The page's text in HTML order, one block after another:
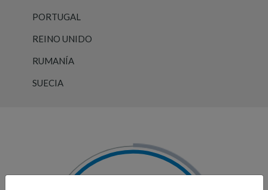
PORTUGAL
REINO UNIDO
RUMANÍA
SUECIA